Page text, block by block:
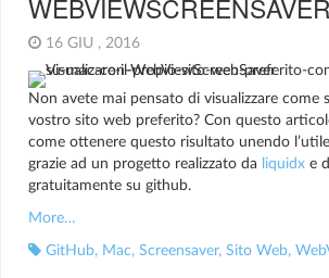
WEBVIEWSCREENSAVER
16 GIU , 2016
Non avete mai pensato di visualizzare come
vostro sito web preferito? Con questo
come ottenere questo risultato unendo
grazie ad un progetto realizzato da
liquidx e
gratuitamente su github.
More…
GitHub, Mac, Screensaver, Sito Web,